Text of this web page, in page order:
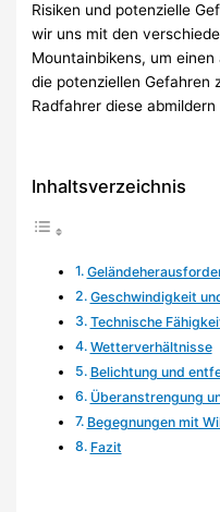
Risiken und potenzielle
wir uns mit den
Mountainbikens, um
die potenziellen Gefahren
Radfahrer diese abmildern
Inhaltsverzeichnis
Geschwindigkeit
Technische
Wetterverhältnisse
Belichtung und
Überanstrengung
Begegnungen mit
Fazit